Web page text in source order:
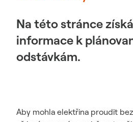
Na této stránce
informace k
odstávkám.
Aby mohla elektřina proudit